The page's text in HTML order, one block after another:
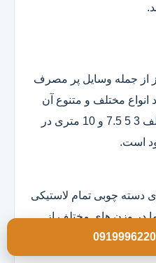
از جمله وسایل پر مصرف
انواع مختلف و متنوع آن
در مغازه موجود باشد.انواع مختلف 3 5 7.5 و 10 متری در
است.
دسته چوبی تمام لاستیکی
در وزن های مختلف از